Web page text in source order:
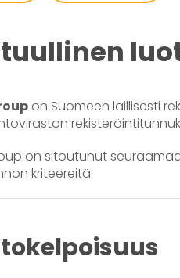
on Suomeen laillisesti
on sitoutunut
kriteereitä.